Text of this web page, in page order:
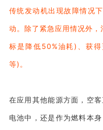
传统发动机出现故障情况
动。除了紧急应用情况外
标是降低50%油耗)、获
等)。
在应用其他能源方面，空
电池中，还是作为燃料本